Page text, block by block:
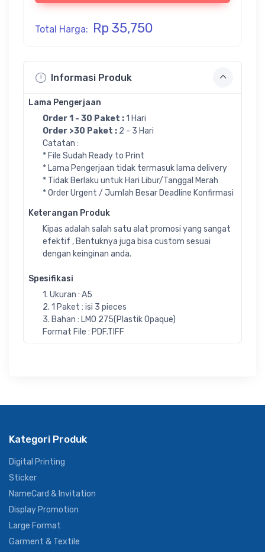
Informasi Produk
Lama Pengerjaan
Order 1 - 30 Paket :1 Hari
Order >30 Paket : 2 - 3 Hari
Catatan :
* File Sudah Ready to Print
* Lama Pengerjaan tidak termasuk lama delivery
* Tidak Berlaku untuk Hari Libur/Tanggal Merah
* Order Urgent / Jumlah Besar Deadline Konfirmasi
Keterangan Produk
Kipas adalah salah satu alat promosi yang sangat
efektif , Bentuknya juga bisa custom sesuai
dengan keinginan anda.
Spesifikasi
1. Ukuran : A5
2. 1 Paket : isi 3 pieces
3. Bahan : LMO 275(Plastik Opaque)
Format File : PDF.TIFF
Total Harga: Rp 35,750
Kategori Produk
Digital Printing
Sticker
NameCard & Invitation
Display Promotion
Large Format
Garment & Textile